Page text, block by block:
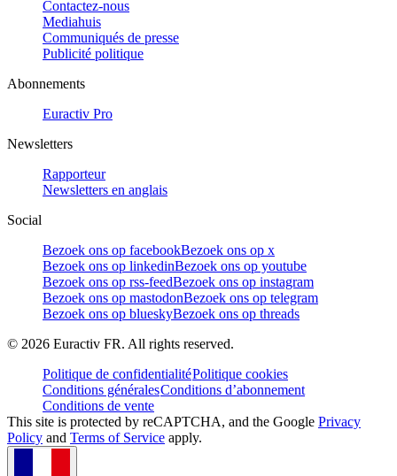
Contactez-nous
Mediahuis
Communiqués de presse
Publicité politique
Abonnements
Euractiv Pro
Newsletters
Rapporteur
Newsletters en anglais
Social
Bezoek ons op facebookBezoek ons op x
Bezoek ons op linkedinBezoek ons op youtube
Bezoek ons op rss-feedBezoek ons op instagram
Bezoek ons op mastodonBezoek ons op telegram
Bezoek ons op blueskyBezoek ons op threads
© 2026 Euractiv FR. All rights reserved.
Politique de confidentialitéPolitique cookies
Conditions généralesConditions d’abonnement
Conditions de vente
This site is protected by reCAPTCHA, and the Google Privacy
Policy and Terms of Service apply.